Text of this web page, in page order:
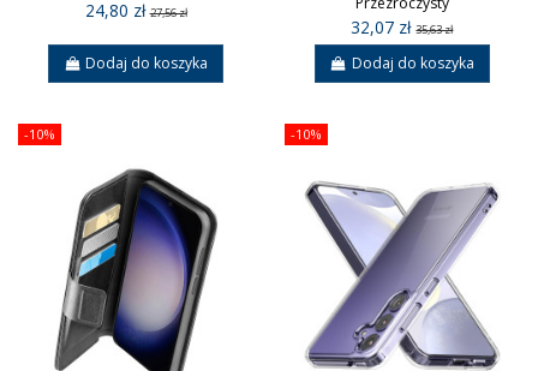
24,80 zł27,56 zł
Dodaj do koszyka
32,07 zł35,63 zł
Dodaj do koszyka
-10% -10%